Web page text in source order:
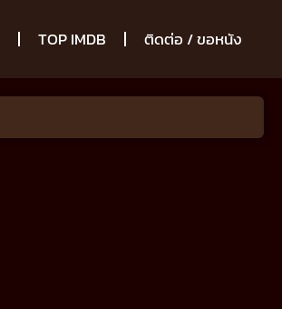
TOP IMDB ติดต่อ / ขอหนัง